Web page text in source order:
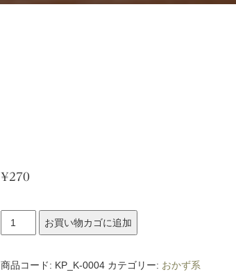
¥270
ン
お買い物カゴに追加
商品コード: KP_K-0004 カテゴリー: おかず系